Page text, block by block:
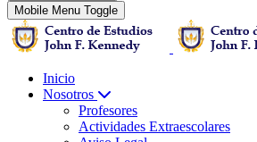
Mobile Menu Toggle
Inicio
Nosotros
Profesores
Actividades Extraescolares